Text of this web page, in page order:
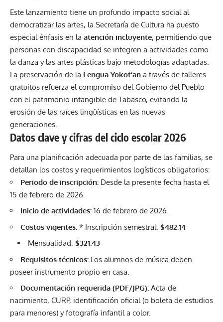
Este lanzamiento tiene un profundo impacto social al
democratizar las artes, la Secretaría de Cultura ha puesto
especial énfasis en la atención incluyente, permitiendo que
personas con discapacidad se integren a actividades como
la danza y las artes plásticas bajo metodologías adaptadas.
La preservación de la Lengua Yokot’an a través de talleres
gratuitos refuerza el compromiso del Gobierno del Pueblo
con el patrimonio intangible de Tabasco, evitando la
erosión de las raíces lingüísticas en las nuevas
generaciones.
Datos clave y cifras del ciclo escolar 2026
Para una planificación adecuada por parte de las familias, se
detallan los costos y requerimientos logísticos obligatorios:
Periodo de inscripción: Desde la presente fecha hasta el
15 de febrero de 2026.
Inicio de actividades: 16 de febrero de 2026.
Costos vigentes: * Inscripción semestral: $482.14
Mensualidad: $321.43
Requisitos técnicos: Los alumnos de música deben
poseer instrumento propio en casa.
Documentación requerida (PDF/JPG): Acta de
nacimiento, CURP, identificación oficial (o boleta de estudios
para menores) y fotografía infantil a color.